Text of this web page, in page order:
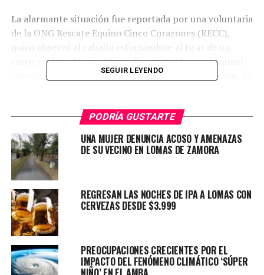
La alarmante situación fue reportada por una voluntaria
de la ONG Rescate Equino Cinco Corazones (RECC),
quien observó al caballo esforzándose al tirar de un
carro repleto de escombros. Se constató que el animal
carecía de herraduras y presentaba múltiples heridas, lo
SEGUIR LEYENDO
PODRÍA GUSTARTE
UNA MUJER DENUNCIA ACOSO Y AMENAZAS
DE SU VECINO EN LOMAS DE ZAMORA
REGRESAN LAS NOCHES DE IPA A LOMAS CON
CERVEZAS DESDE $3.999
PREOCUPACIONES CRECIENTES POR EL
IMPACTO DEL FENÓMENO CLIMÁTICO ‘SÚPER